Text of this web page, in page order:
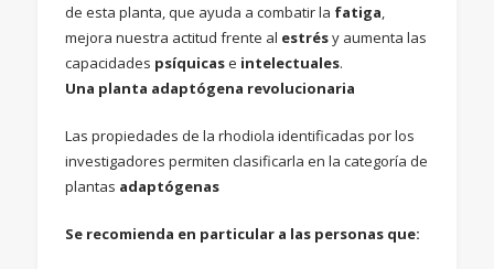
de esta planta, que ayuda a combatir la fatiga,
mejora nuestra actitud frente al estrésy aumenta las
capacidades psíquicase intelectuales.
Una planta adaptógena revolucionaria
Las propiedades de la rhodiola identificadas por los
investigadores permiten clasificarla en la categoría de
plantas adaptógenas
Se recomienda en particular a las personas que: